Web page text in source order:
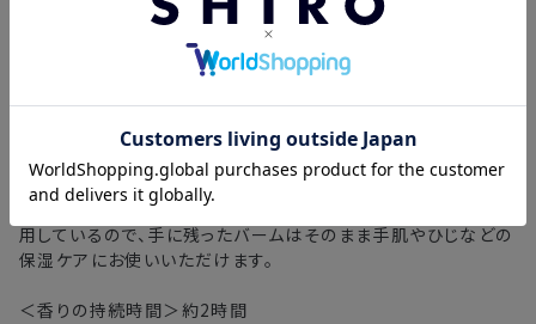
※以下に該当する場合、上記の日程で発送できない場合がござ
・ご注文内容の確認にお時間を要する
・複数製品購入により配送手配に時間がかかる
フルーティフローラルが香るヘアバーム手肌や全身の
保湿にも使えるマルチアイテム
乾燥しやすい髪を保湿し、まとまりのよい髪へ導くヘアバーム。
濡れたようなツヤ感を加えたり、毛先に束感を出して自然な動
きをプラスしたり、その日の気分に合わせて自由にヘアセットを
楽しめます。
*1 やカレンデュラ
用しているので、手に残ったバームはそのまま手肌やひじなどの
保湿ケアにお使いいただけます。
＜香りの持続時間＞約2時間